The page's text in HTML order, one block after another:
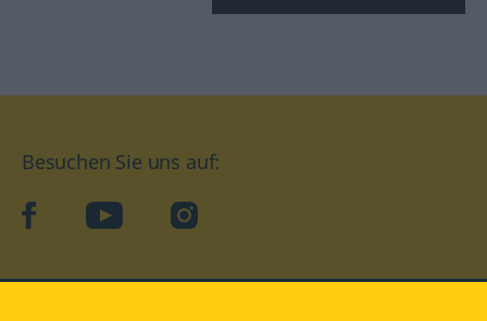
Besuchen Sie uns auf:
facebookYouTube Instagram